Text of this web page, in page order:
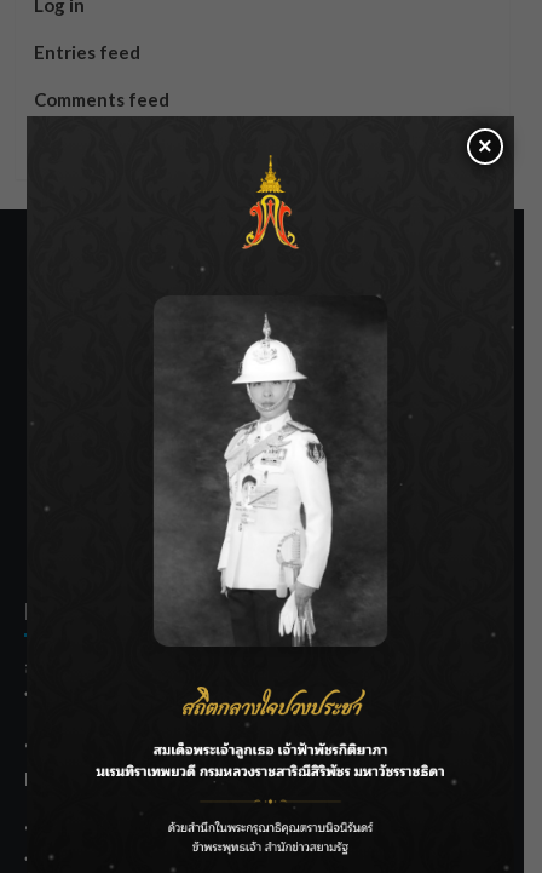
Log in
Entries feed
Comments feed
SIAMRATH VARIETY
THE BEST ENTERTAINMENT
Recent Posts
ลุยไม่หยุด!! กรมชลฯ เร่งเคลียร์ผักตบชวา-ติดตั้งเครื่องสูบน้ำ
ทั่วไทย
“BILLKIN” สร้างความภาคภูมิใจ คว้ารางวัลใหญ่ Weibo
Malaysia พร้อมโชว์สุดประทับใจ
“สุริยะ” สั่งกรมชลฯ เฝ้าระวังน้ำ 24 ชม. รับมือฝนสิงหาคม
บริหารเชิงรุกลดเสี่ยงน้ำท่วม
×